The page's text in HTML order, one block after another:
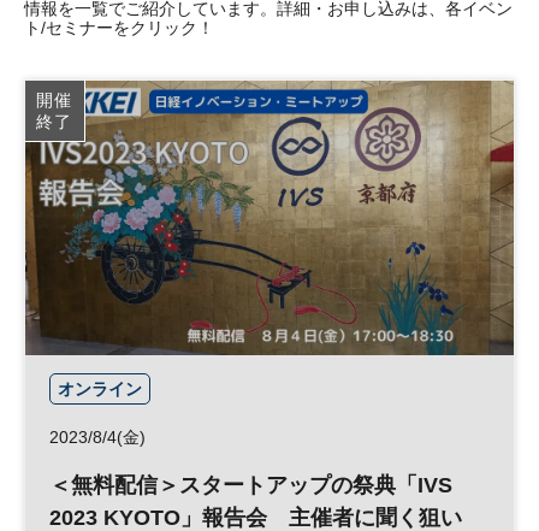
情報を一覧でご紹介しています。詳細・お申し込みは、各イベン
ト/セミナーをクリック！
開催
終了
オンライン
2023/8/4(金)
＜無料配信＞スタートアップの祭典「IVS
2023 KYOTO」報告会 主催者に聞く狙い